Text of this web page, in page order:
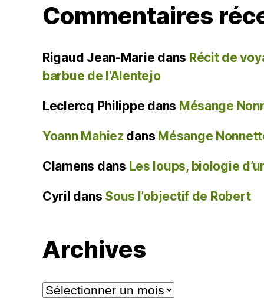
Commentaires
Rigaud Jean-Marie dans Récit de
barbue de l’Alentejo
Leclercq Philippe dans Mésange
Yoann Mahiez dans Mésange
Clamens dans Les loups, biologie
Cyril dans Sous l’objectif de Robert
Archives
Archives